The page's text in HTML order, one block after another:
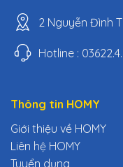
2 Nguyễn Đình
Hotline :
Thông tin HOMY
Giới thiệu về HOMY
Liên hệ HOMY
Tuyển dụng